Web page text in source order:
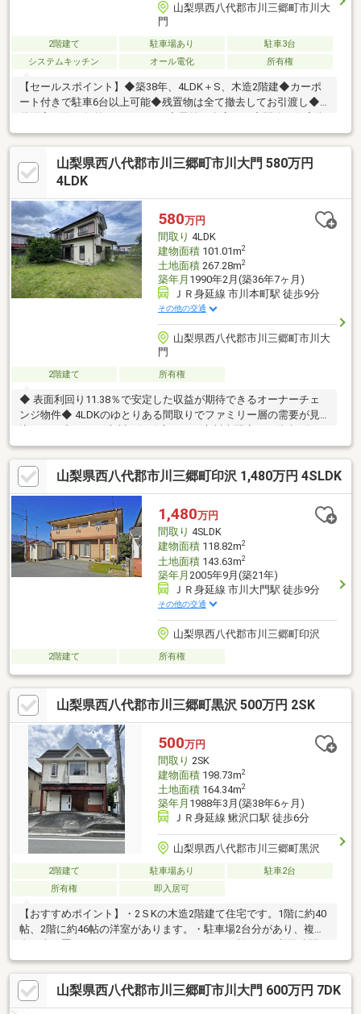
山梨県西八代郡市川三郷町市川大
門
2階建て 駐車場あり
駐車3台
システムキッチン
オール電化 所有権
【セールスポイント】◆築38年、4LDK＋S、木造2階建◆カーポ
ート付きで駐車6台以上可能◆残置物は全て撤去してお引渡し◆1
で、静かな暮らしが叶います◆リフォームのご相談もお任せくだ
さいリフォームのご相談可能です！物件の詳細、ご見学のご希望
はお気軽にお問い合わせください！
山梨県西八代郡市川三郷町市川大門 580万円
4LDK
580万円
間取り 4LDK
建物面積101.01m2
土地面積267.28m2
築年月 1990年2月(築36年7ヶ月)
ＪＲ身延線 市川本町駅 徒歩9分
その他の交通
山梨県西八代郡市川三郷町市川大
門
2階建て 所有権
◆ 表面利回り11.38％で安定した収益が期待できるオーナーチェ
ンジ物件◆ 4LDKのゆとりある間取りでファミリー層の需要が見
便利な立地◆ スーパーやホームセンターが近く、生活利便性の高
い住環境◆ 市川大門エリアに位置し、賃貸経営を始めたい方にも
おすすめの収益物件物件の詳細、ご見学のご希望はお気軽にお問
い合わせください！
山梨県西八代郡市川三郷町印沢 1,480万円 4SLDK
1,480万円
間取り 4SLDK
建物面積118.82m2
土地面積143.63m2
築年月 2005年9月(築21年)
ＪＲ身延線 市川大門駅 徒歩9分
その他の交通
山梨県西八代郡市川三郷町印沢
2階建て 所有権
山梨県西八代郡市川三郷町黒沢 500万円 2SK
500万円
間取り 2SK
建物面積198.73m2
土地面積164.34m2
築年月 1988年3月(築38年6ヶ月)
ＪＲ身延線 鰍沢口駅 徒歩6分
山梨県西八代郡市川三郷町黒沢
2階建て 駐車場あり
駐車2台
所有権
即入居可
【おすすめポイント】・2ＳKの木造2階建て住宅です。1階に約40
帖、2階に約46帖の洋室があります。・駐車場2台分があり、複数
重なる際も使い分けしやすい構成です。・窓のあるL字型キッチン
があり、シンクとコンロの行き来ができます。・屋根裏収納と
WICがあり、季節用品や衣類などの収納場所として活用できま
す。・出窓があり、室内に光を取り込みながら小物を置くスペー
山梨県西八代郡市川三郷町市川大門 600万円 7DK